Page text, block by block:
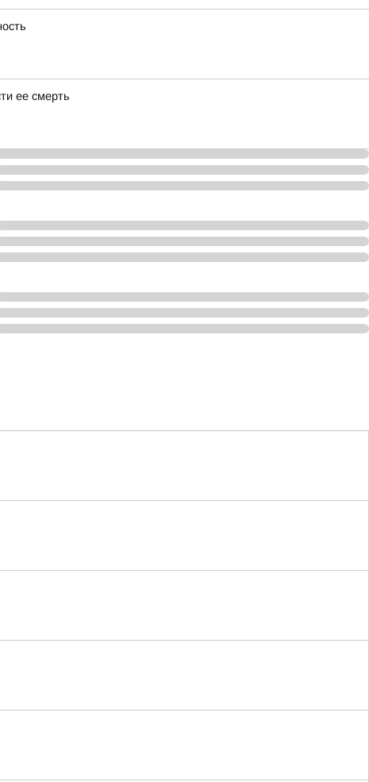
ее смерть